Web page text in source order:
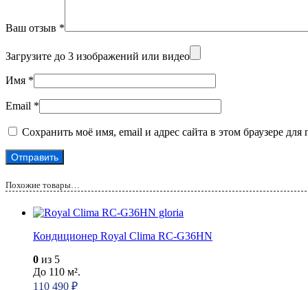
Ваш отзыв *
Загрузите до 3 изображений или видео
Имя *
Email *
Сохранить моё имя, email и адрес сайта в этом браузере
Похожие товары…
Кондиционер Royal Clima RC-G36HN
0 из 5
До 110 м².
110 490 ₽